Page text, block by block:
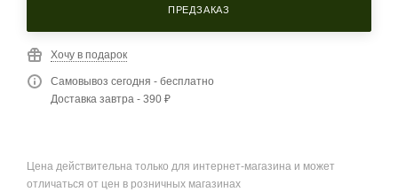
ПРЕДЗАКАЗ
Хочу в подарок
Самовывоз сегодня - бесплатно
Доставка завтра - 390 ₽
Цена действительна только для интернет-магазина и может
отличаться от цен в розничных магазинах